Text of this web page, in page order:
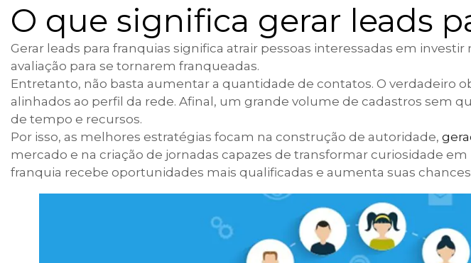
O que significa gerar leads
Gerar leads para franquias significa atrair pessoas interessadas em
avaliação para se tornarem franqueadas.
Entretanto, não basta aumentar a quantidade de contatos. O verdadeiro
alinhados ao perfil da rede. Afinal, um grande volume de cadastros sem
de tempo e recursos.
Por isso, as melhores estratégias focam na construção de autoridade,
mercado e na criação de jornadas capazes de transformar curiosidade
franquia recebe oportunidades mais qualificadas e aumenta suas